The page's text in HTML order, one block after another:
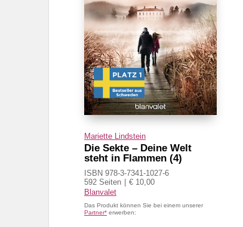
Mariette Lindstein
Die Sekte – Deine Welt
steht in Flammen (4)
ISBN 978-3-7341-1027-6
592 Seiten
€ 10,00
Blanvalet
Das Produkt können Sie bei einem unserer
Partner* erwerben: